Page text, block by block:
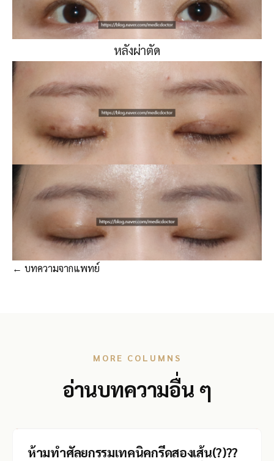
หลังผ่าตัด
← บทความจากแพทย์
MORE COLUMNS
อ่านบทความอื่น ๆ
ห้ามทำศัลยกรรมเทคนิคกรีดสองเส้น(?)??